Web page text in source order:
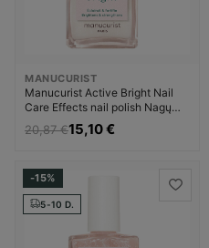
MANUCURIST
Manucurist Active Bright Nail
Care Effects nail polish Nagų
lakas Moterims
20,87 €15,10 €
-15%
5-10 D.